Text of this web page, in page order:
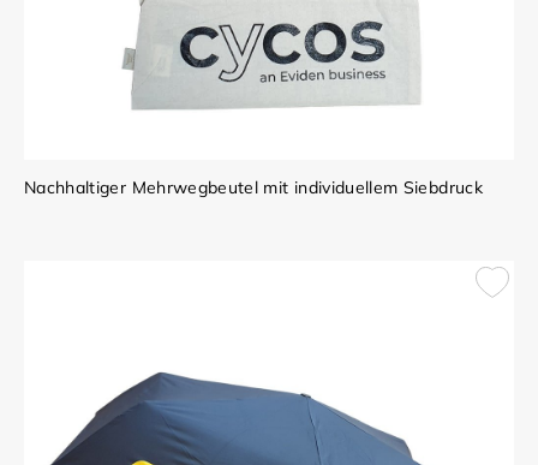
Nachhaltiger Mehrwegbeutel mit individuellem Siebdruck